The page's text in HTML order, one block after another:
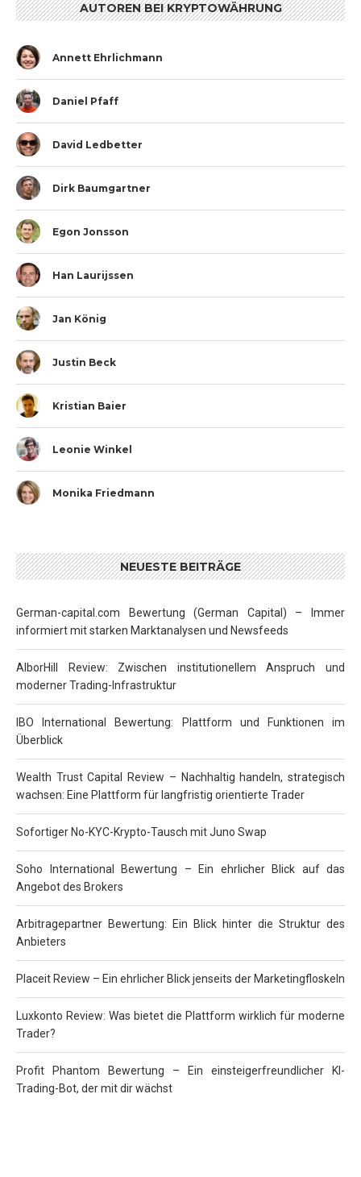
AUTOREN BEI KRYPTOWÄHRUNG
Annett Ehrlichmann
Daniel Pfaff
David Ledbetter
Dirk Baumgartner
Egon Jonsson
Han Laurijssen
Jan König
Justin Beck
Kristian Baier
Leonie Winkel
Monika Friedmann
NEUESTE BEITRÄGE
German-capital.com Bewertung (German Capital) – Immer
informiert mit starken Marktanalysen und Newsfeeds
AlborHill Review: Zwischen institutionellem Anspruch und
moderner Trading-Infrastruktur
IBO International Bewertung: Plattform und Funktionen im
Überblick
Wealth Trust Capital Review – Nachhaltig handeln, strategisch
wachsen: Eine Plattform für langfristig orientierte Trader
Sofortiger No-KYC-Krypto-Tausch mit Juno Swap
Soho International Bewertung – Ein ehrlicher Blick auf das
Angebot des Brokers
Arbitragepartner Bewertung: Ein Blick hinter die Struktur des
Anbieters
Placeit Review – Ein ehrlicher Blick jenseits der Marketingfloskeln
Luxkonto Review: Was bietet die Plattform wirklich für moderne
Trader?
Profit Phantom Bewertung – Ein einsteigerfreundlicher KI-
Trading-Bot, der mit dir wächst